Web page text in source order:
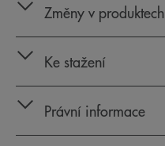
Změny v produktech
Ke stažení
Právní informace